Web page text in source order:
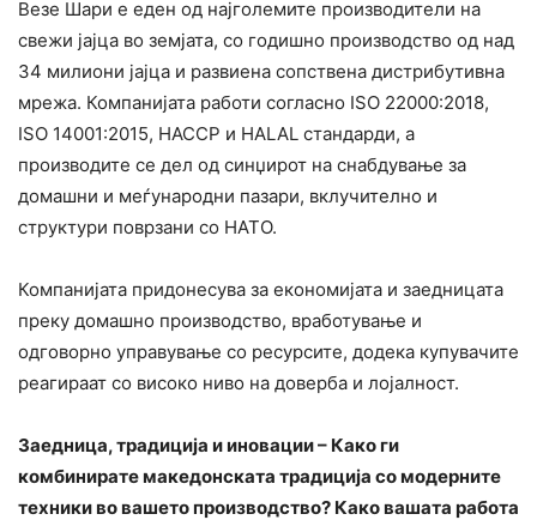
Везе Шари е еден од најголемите производители на
свежи јајца во земјата, со годишно производство од над
34 милиони јајца и развиена сопствена дистрибутивна
мрежа. Компанијата работи согласно ISO 22000:2018,
ISO 14001:2015, HACCP и HALAL стандарди, а
производите се дел од синџирот на снабдување за
домашни и меѓународни пазари, вклучително и
структури поврзани со НАТО.
Компанијата придонесува за економијата и заедницата
преку домашно производство, вработување и
одговорно управување со ресурсите, додека купувачите
реагираат со високо ниво на доверба и лојалност.
Заедница, традиција и иновации – Како ги
комбинирате македонската традиција со модерните
техники во вашето производство? Како вашата работа